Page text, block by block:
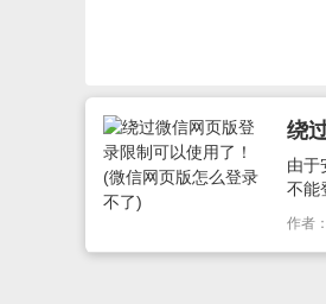
绕
由于
不能
作者